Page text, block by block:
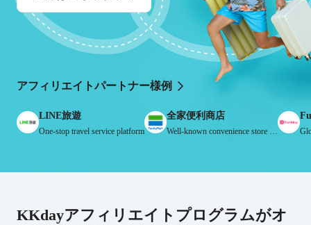
アフィリエイトパートナー様例
LINE旅遊
One-stop travel service platform
全家便利商店
Well-known convenience store chain
KKdayアフィリエイトプログラムがオ